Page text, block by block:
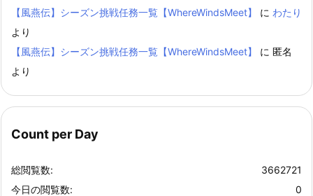
【風燕伝】シーズン挑戦任務一覧【WhereWindsMeet】
に わたり
より
【風燕伝】シーズン挑戦任務一覧【WhereWindsMeet】
に 匿名
より
Count per Day
3662721
総閲覧数:
0
今日の閲覧数: